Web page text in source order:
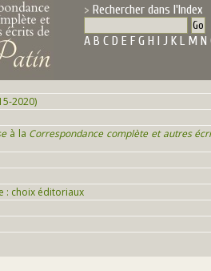
Rechercher dans l'Index
A B C D E F G H I J K L M N